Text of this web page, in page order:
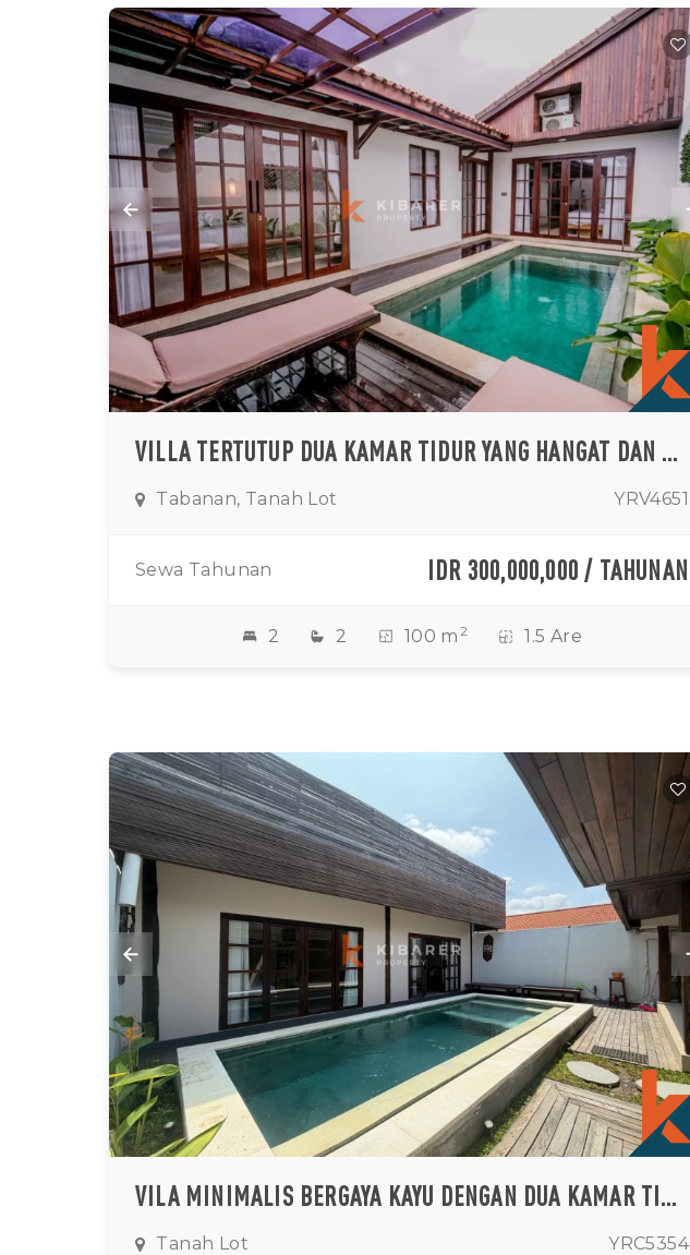
VILLA TERTUTUP DUA KAMAR TIDUR YANG HANGAT DAN NYAMAN DI TABANAN
Tabanan, Tanah Lot YRV4651
Sewa Tahunan IDR 300,000,000 / TAHUNAN
2 2 100 m 2 1.5 Are
VILA MINIMALIS BERGAYA KAYU DENGAN DUA KAMAR TIDUR DI TANAH LOT
Tanah Lot YRC5354